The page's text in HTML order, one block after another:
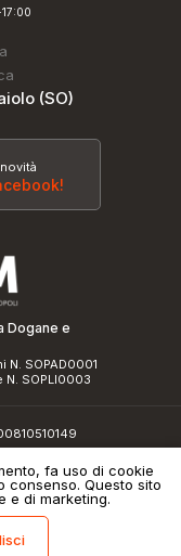
(SO)
Dogane e
SOPAD0001
SOPLI0003
| Credits
fa uso di cookie
consenso. Questo sito
e di marketing.